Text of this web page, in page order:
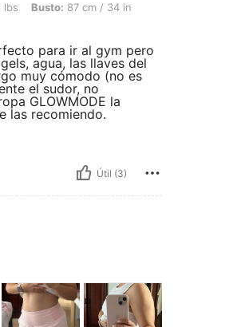
/ 34 in, Cintura: 69 cm / 27 in, Caderas: 97 cm / 38
lbs Busto: 87 cm / 34 in
para ir al gym pero
agua, las llaves del
muy cómodo (no es
el sudor, no
GLOWMODE la
las recomiendo.
Útil (3)